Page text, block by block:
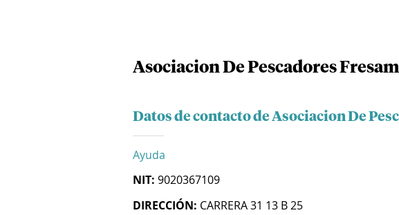
Asociacion De Pescadores Fresam
Datos de contacto de Asociacion De
Ayuda
NIT: 9020367109
DIRECCIÓN: CARRERA 31 13 B 25